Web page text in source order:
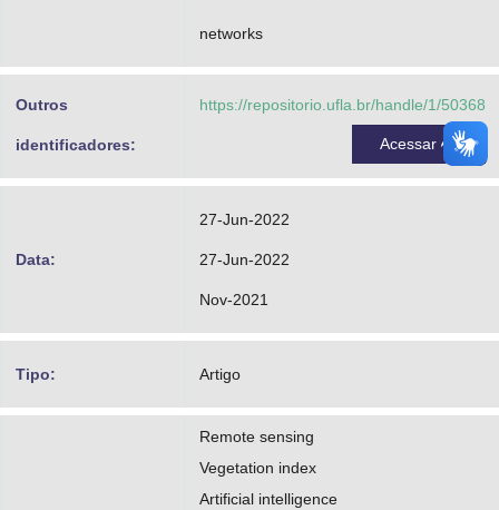
networks
Outros
identificadores:
https://repositorio.ufla.br/handle/1/50368
Acessar
Data:
27-Jun-2022
27-Jun-2022
Nov-2021
Tipo: Artigo
Remote sensing
Vegetation index
Artificial intelligence